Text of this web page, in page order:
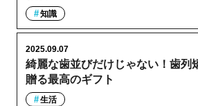
知識
綺麗な歯並びだけじゃない！歯列
贈る最高のギフト
2025.09.07
生活